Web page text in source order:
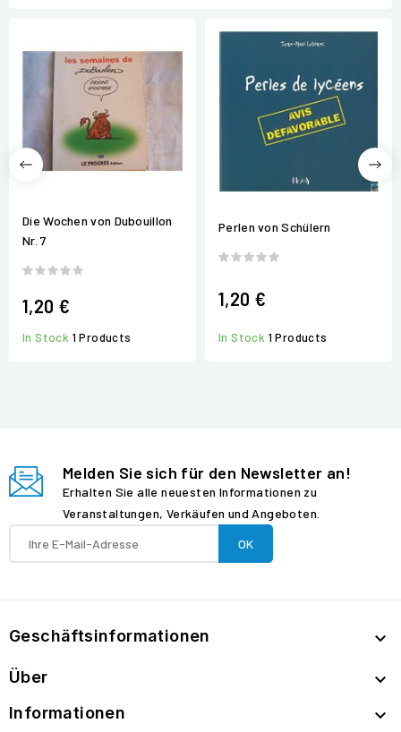
Die Wochen von Dubouillon
Nr. 7
1,20 €
In Stock 1 Products
Perlen von Schülern
1,20 €
In Stock 1 Products
Melden Sie sich für den Newsletter an!
Erhalten Sie alle neuesten Informationen zu
Veranstaltungen, Verkäufen und Angeboten.
Geschäftsinformationen 
Über 
Informationen 